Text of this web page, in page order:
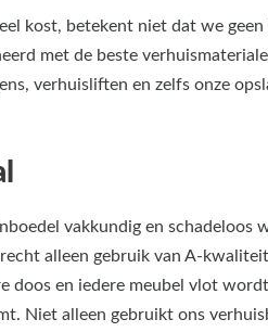
kost, betekent niet dat we
met de beste
verhuisliften en zelfs onze
vakkundig en schadeloos
alleen gebruik van A-
doos en iedere meubel vlot
Niet alleen gebruikt ons